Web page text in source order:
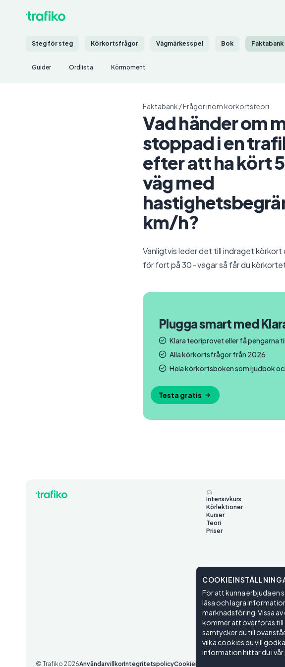
Steg för steg Körkortsfrågor Vägmärkesspel Bok Faktabank
Guider Ordlista Körmoment
Faktabank /Frågor inom körkortsteori
Vad händer om
stoppad i en
efter att ha kört
väg med
km/h?
Vanligtvis leder det till indraget
för fort på 30-vägar så får du
Plugga smart med
Klara teoriprovet eller få pengarna
Alla körkortsfrågor från 2026
Hela körkortsboken som ljudbok
Testa gratis
Intensivkurs
Körlektioner
Kurser
Teori
Priser
© Trafiko 2026AnvändarvillkorIntegritetspolicyCookieinställningar
För att kunna erbjuda en
läsa och lagra
marknadsföring. Vissa
kommer att överföras till
samtycker du till
vilka cookies du vill
information hittar du i vår